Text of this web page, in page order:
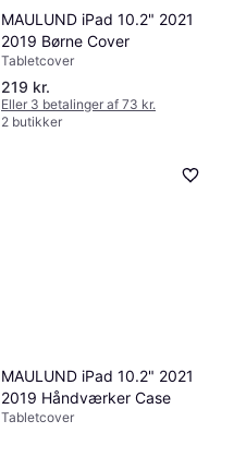
MAULUND iPad 10.2" 2021
2019 Børne Cover
Tabletcover
219 kr.
Eller 3 betalinger af 73 kr.
2 butikker
MAULUND iPad 10.2" 2021
2019 Håndværker Case
Tabletcover